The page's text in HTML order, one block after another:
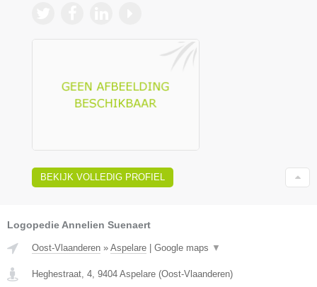
BEKIJK VOLLEDIG PROFIEL
Logopedie Annelien Suenaert
Oost-Vlaanderen » Aspelare Google maps ▼
Heghestraat, 4, 9404 Aspelare (Oost-Vlaanderen)